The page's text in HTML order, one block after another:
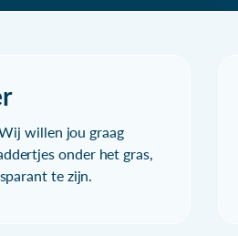
willen jou graag
onder het gras,
te zijn.